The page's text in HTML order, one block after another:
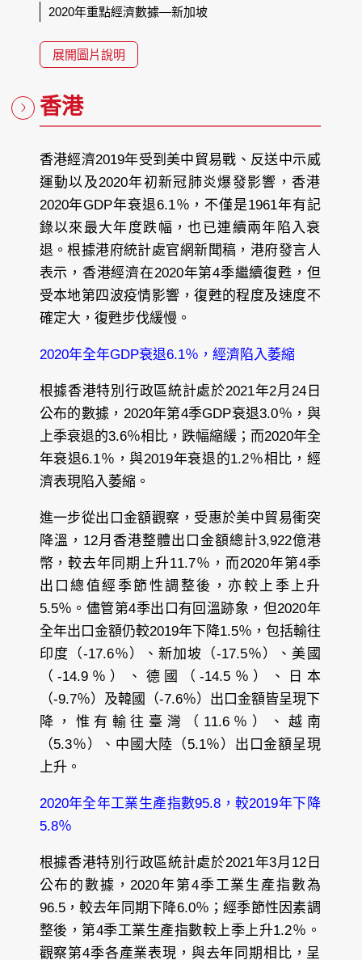
2020年重點經濟數據—新加坡
展開圖片說明
香港
香港經濟2019年受到美中貿易戰、反送中示威
運動以及2020年初新冠肺炎爆發影響，香港
2020年GDP年衰退6.1％，不僅是1961年有記
錄以來最大年度跌幅，也已連續兩年陷入衰
退。根據港府統計處官網新聞稿，港府發言人
表示，香港經濟在2020年第4季繼續復甦，但
受本地第四波疫情影響，復甦的程度及速度不
確定大，復甦步伐緩慢。
2020年全年GDP衰退6.1％，經濟陷入萎縮
根據香港特別行政區統計處於2021年2月24日
公布的數據，2020年第4季GDP衰退3.0％，與
上季衰退的3.6％相比，跌幅縮緩；而2020年全
年衰退6.1％，與2019年衰退的1.2％相比，經
濟表現陷入萎縮。
進一步從出口金額觀察，受惠於美中貿易衝突
降溫，12月香港整體出口金額總計3,922億港
幣，較去年同期上升11.7％，而2020年第4季
出口總值經季節性調整後，亦較上季上升
5.5％。儘管第4季出口有回溫跡象，但2020年
全年出口金額仍較2019年下降1.5％，包括輸往
印度（-17.6％）、新加坡（-17.5％）、美國
（-14.9％）、德國（-14.5％）、日本
（-9.7％）及韓國（-7.6％）出口金額皆呈現下
降，惟有輸往臺灣（11.6％）、越南
（5.3％）、中國大陸（5.1％）出口金額呈現
上升。
2020年全年工業生產指數95.8，較2019年下降
5.8％
根據香港特別行政區統計處於2021年3月12日
公布的數據，2020年第4季工業生產指數為
96.5，較去年同期下降6.0％；經季節性因素調
整後，第4季工業生產指數較上季上升1.2％。
觀察第4季各產業表現，與去年同期相比，呈